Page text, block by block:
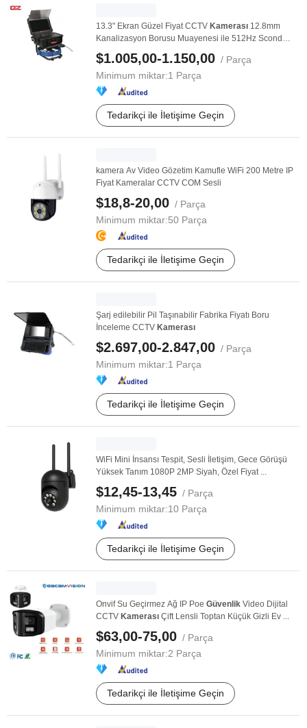
13.3" Ekran Güzel Fiyat CCTV Kamerası 12.8mm
Kanalizasyon Borusu Muayenesi ile 512Hz Scond
30m
$1.005,00-1.150,00 / Parça
Minimum miktar:1 Parça
Tedarikçi ile İletişime Geçin
kamera Av Video Gözetim Kamufle WiFi 200 Metre IP
Fiyat Kameralar CCTV COM Sesli
$18,8-20,00 / Parça
Minimum miktar:50 Parça
Tedarikçi ile İletişime Geçin
Şarj edilebilir Pil Taşınabilir Fabrika Fiyatı Boru
İnceleme CCTV Kamerası
$2.697,00-2.847,00 / Parça
Minimum miktar:1 Parça
Tedarikçi ile İletişime Geçin
WiFi Mini İnsansı Tespit, Sesli İletişim, Gece Görüşü
Yüksek Tanım 1080P 2MP Siyah, Özel Fiyat ...
$12,45-13,45 / Parça
Minimum miktar:10 Parça
Tedarikçi ile İletişime Geçin
Onvif Su Geçirmez Ağ IP Poe Güvenlik Video Dijital
CCTV Kamerası Çift Lensli Toptan Küçük Gizli Ev ...
$63,00-75,00 / Parça
Minimum miktar:2 Parça
Tedarikçi ile İletişime Geçin